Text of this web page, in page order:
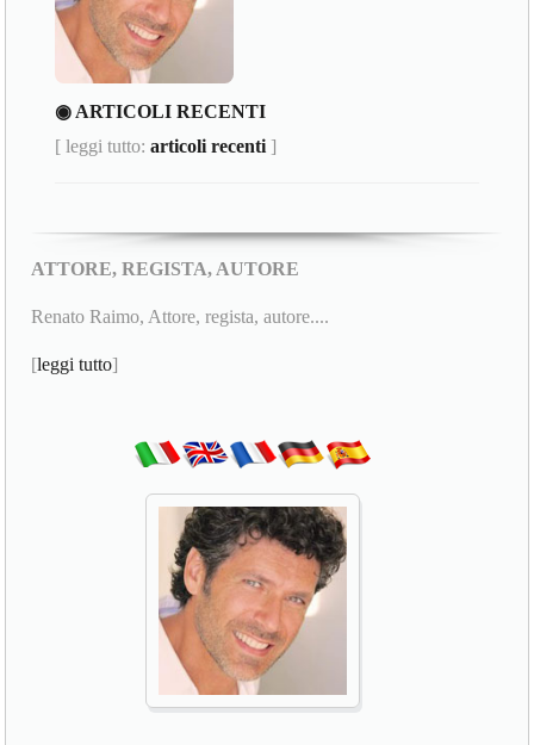
◉ ARTICOLI RECENTI
[ leggi tutto:articoli recenti ]
ATTORE, REGISTA, AUTORE
Renato Raimo, Attore, regista, autore....
[leggi tutto]